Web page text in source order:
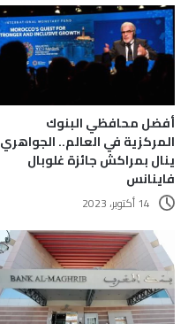
أفضل محافظي البنوك
المركزية في العالم.. الجواهري
ينال بمراكش جائزة غلوبال
فاينانس
14 أكتوبر، 2023